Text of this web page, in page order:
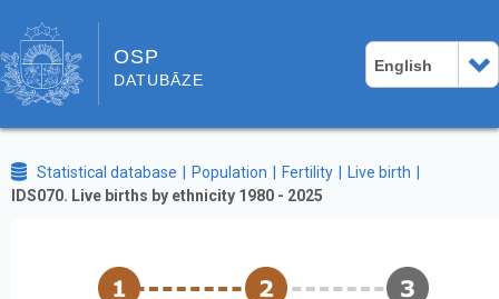
OSP
DATUBĀZE
English
Statistical database Population Fertility
Live birth
IDS070. Live births by ethnicity 1980 - 2025